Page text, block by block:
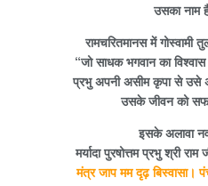
उसका नाम
रामचरितमानस में गोस्वामी
“जो साधक भगवान का
प्रभु अपनी असीम कृपा से उसे
उसके जीवन को
इसके अलावा
मर्यादा पुरषोत्तम प्रभु श्री
मंत्र जाप मम दृढ़ बिस्वासा।